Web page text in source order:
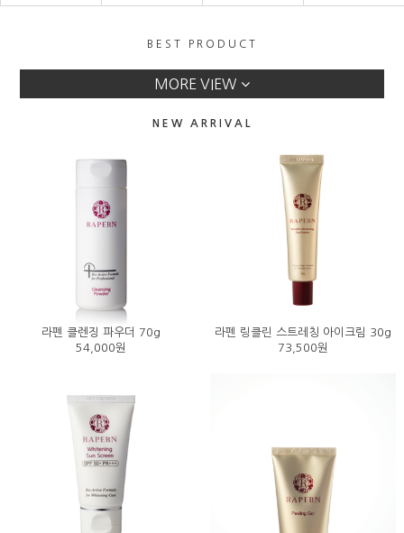
BEST PRODUCT
MORE VIEW
NEW ARRIVAL
라펜 클렌징 파우더 70g
54,000원
라펜 링클린 스트레칭 아이크림 30g
73,500원